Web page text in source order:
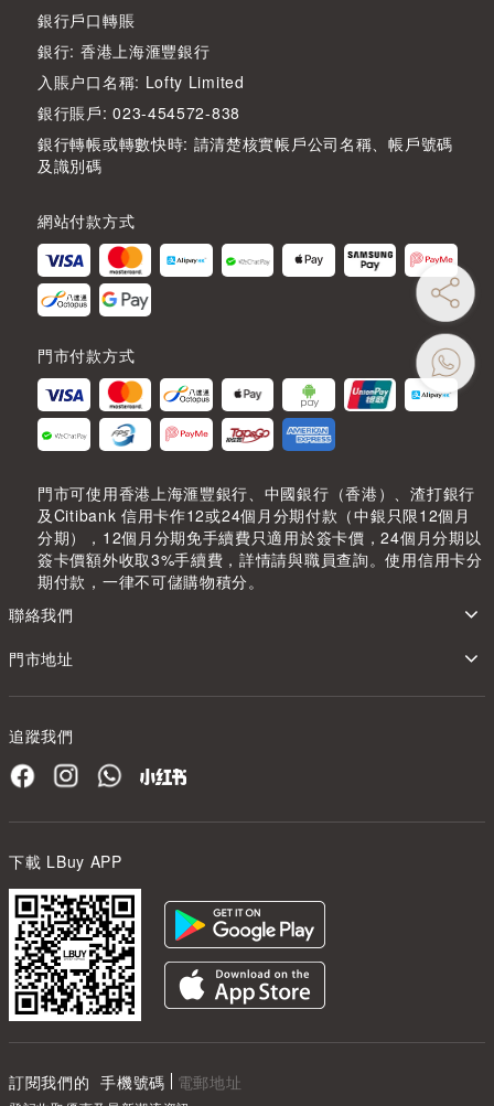
銀行戶口轉賬
銀行: 香港上海滙豐銀行
入賬户口名稱: Lofty Limited
銀行賬戶: 023-454572-838
銀行轉帳或轉數快時: 請清楚核實帳戶公司名稱、帳戶號碼
及識別碼
網站付款方式
門市付款方式
門市可使用香港上海滙豐銀行、中國銀行（香港）、渣打銀行
及Citibank 信用卡作12或24個月分期付款（中銀只限12個月
分期），12個月分期免手續費只適用於簽卡價，24個月分期以
簽卡價額外收取3%手續費，詳情請與職員查詢。使用信用卡分
期付款，一律不可儲購物積分。
聯絡我們
門市地址
追蹤我們
下載 LBuy APP
訂閱我們的 手機號碼 電郵地址